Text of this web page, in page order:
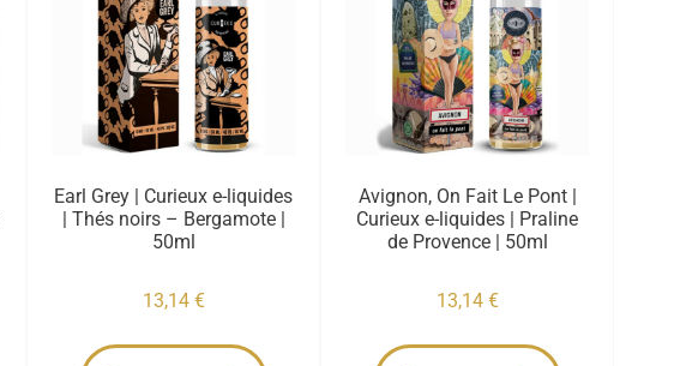
Earl Grey | Curieux e-liquides
| Thés noirs – Bergamote |
50ml
13,14 €
Avignon, On Fait Le Pont |
Curieux e-liquides | Praline
de Provence | 50ml
13,14 €